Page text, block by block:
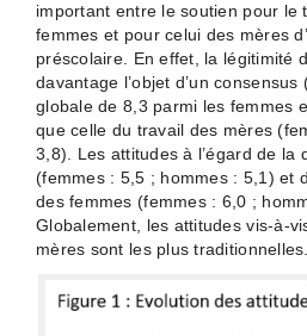
important entre le soutien pour le
femmes et pour celui des mères
préscolaire. En effet, la légitimité
davantage l’objet d’un
globale de 8,3 parmi les femmes
que celle du travail des mères
3,8). Les attitudes à l’égard de la
(femmes : 5,5 ; hommes : 5,1) et
des femmes (femmes : 6,0 ;
Globalement, les attitudes vis-à-
mères sont les plus traditionnelles.